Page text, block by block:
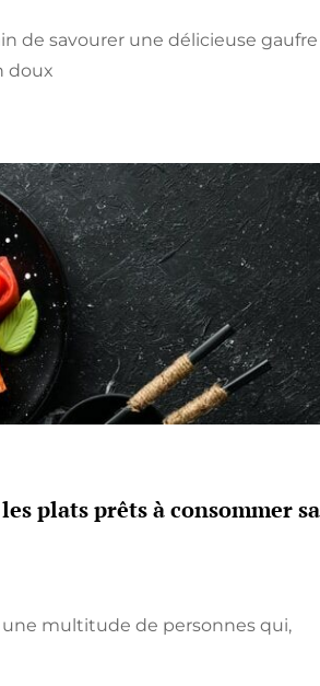
de savourer une délicieuse gaufre
doux
plats prêts à consommer
une multitude de personnes qui,